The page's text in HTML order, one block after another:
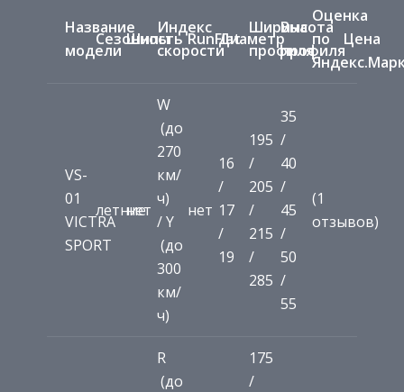
Название
модели
Сезонность
Шипы
Индекс
скорости
RunFlatДиаметр
Ширина
профиля
Высота
профиля
Оценка
по
Цена
VS-
01
VICTRA
SPORT
летние
нет
W
(до
270
км/
ч)
/ Y
(до
300
км/
ч)
нет
16
/
17
/
19
195
/
205
/
215
/
285
35
/
40
/
45
/
50
/
55
(1
отзывов)
R
(до
175
/